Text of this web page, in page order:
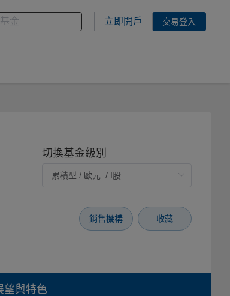
基金關鍵字
立即開戶 交易登入
切換基金級別
銷售機構 收藏
望與特色